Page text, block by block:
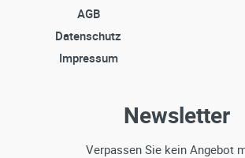
AGB
Datenschutz
Impressum
Newsletter
Verpassen Sie kein Angebot